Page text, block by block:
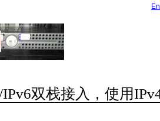
双栈接入，使用